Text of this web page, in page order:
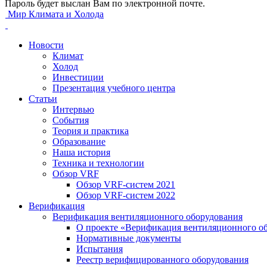
Пароль будет выслан Вам по электронной почте.
Мир Климата и Холода
Новости
Климат
Холод
Инвестиции
Презентация учебного центра
Статьи
Интервью
События
Теория и практика
Образование
Наша история
Техника и технологии
Обзор VRF
Обзор VRF-систем 2021
Обзор VRF-систем 2022
Верификация
Верификация вентиляционного оборудования
О проекте «Верификация вентиляционного
Нормативные документы
Испытания
Реестр верифицированного оборудования